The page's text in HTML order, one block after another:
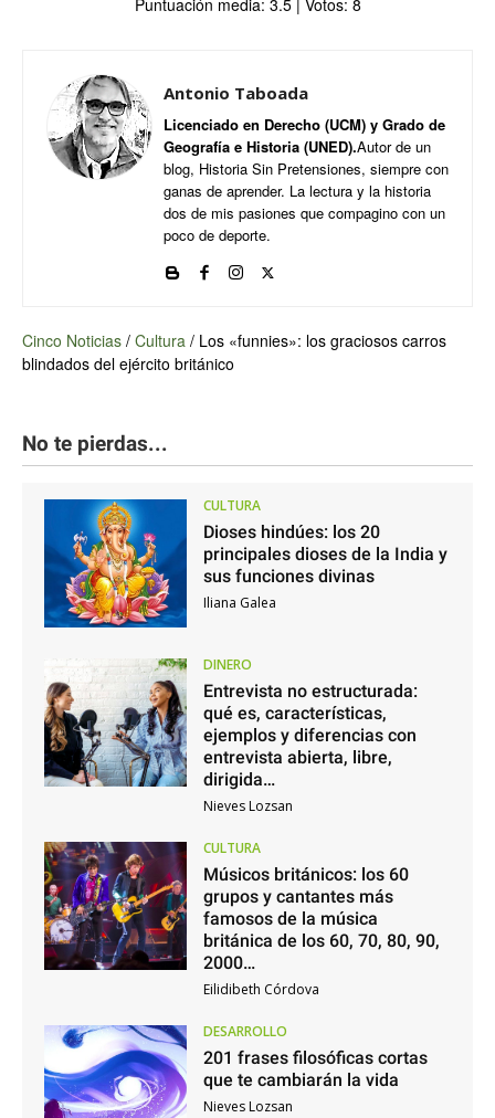
Puntuación media: 3.5| Votos: 8
Antonio Taboada
Licenciado en Derecho (UCM) y Grado de
Geografía e Historia (UNED).Autor de un
blog, Historia Sin Pretensiones, siempre con
ganas de aprender. La lectura y la historia
dos de mis pasiones que compagino con un
poco de deporte.
Cinco Noticias / Cultura / Los «funnies»: los graciosos carros
blindados del ejército británico
No te pierdas...
CULTURA
Dioses hindúes: los 20
principales dioses de la India y
sus funciones divinas
Iliana Galea
DINERO
Entrevista no estructurada:
qué es, características,
ejemplos y diferencias con
entrevista abierta, libre,
dirigida…
Nieves Lozsan
CULTURA
Músicos británicos: los 60
grupos y cantantes más
famosos de la música
británica de los 60, 70, 80, 90,
2000…
Eilidibeth Córdova
DESARROLLO
201 frases filosóficas cortas
que te cambiarán la vida
Nieves Lozsan